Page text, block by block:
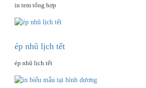
in tem tổng hợp
ép nhũ lịch tết
ép nhũ lịch tết